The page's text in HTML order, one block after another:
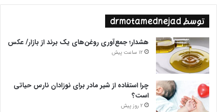
توسط drmotamednejad
هشدار؛ جمع‌آوری روغن‌های یک برند از بازار/ عکس
12 ساعت پیش
چرا استفاده از شیر مادر برای نوزادان نارس حیاتی
است؟
2 روز پیش